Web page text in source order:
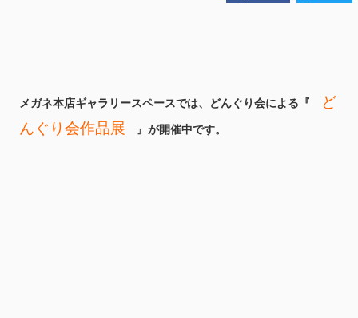
メガネ本店ギャラリースペースでは、どんぐり会による『
ど
んぐり会作品展 』が開催中です。